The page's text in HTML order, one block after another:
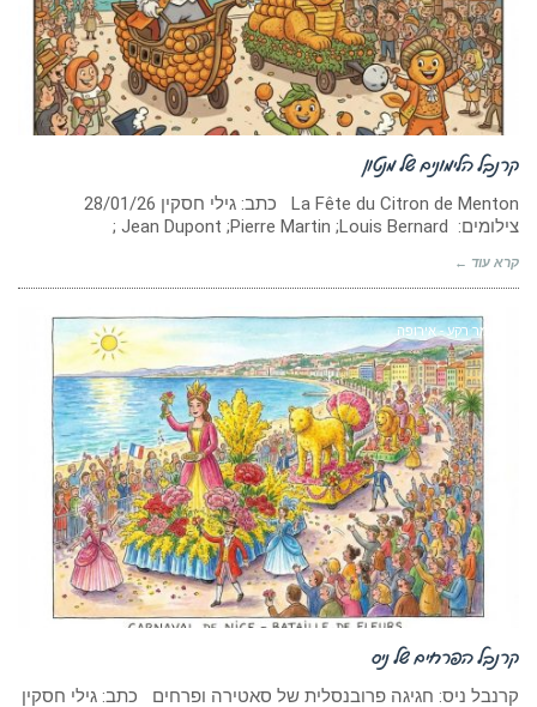
קרנבל הלימונים של מנטון
צילומים: Jean Dupont ;Pierre Martin ;Louis Bernard ;
קרא עוד ←
חומר רקע - אירופה
קרנבל הפרחים של ניס
קרנבל ניס: חגיגה פרובנסלית של סאטירה ופרחים כתב: גילי חסקין